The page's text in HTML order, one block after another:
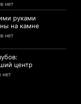
нет
руками
на камне
нет
центр
нет